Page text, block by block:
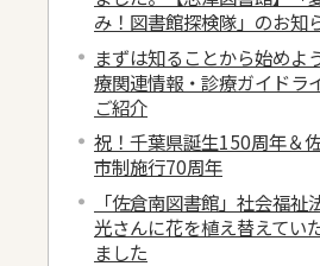
み！図書館探検隊」のお知
まずは知ることから始めよ
療関連情報・診療ガイドラ
ご紹介
祝！千葉県誕生150周年＆
市制施行70周年
「佐倉南図書館」社会福祉
光さんに花を植え替えてい
ました